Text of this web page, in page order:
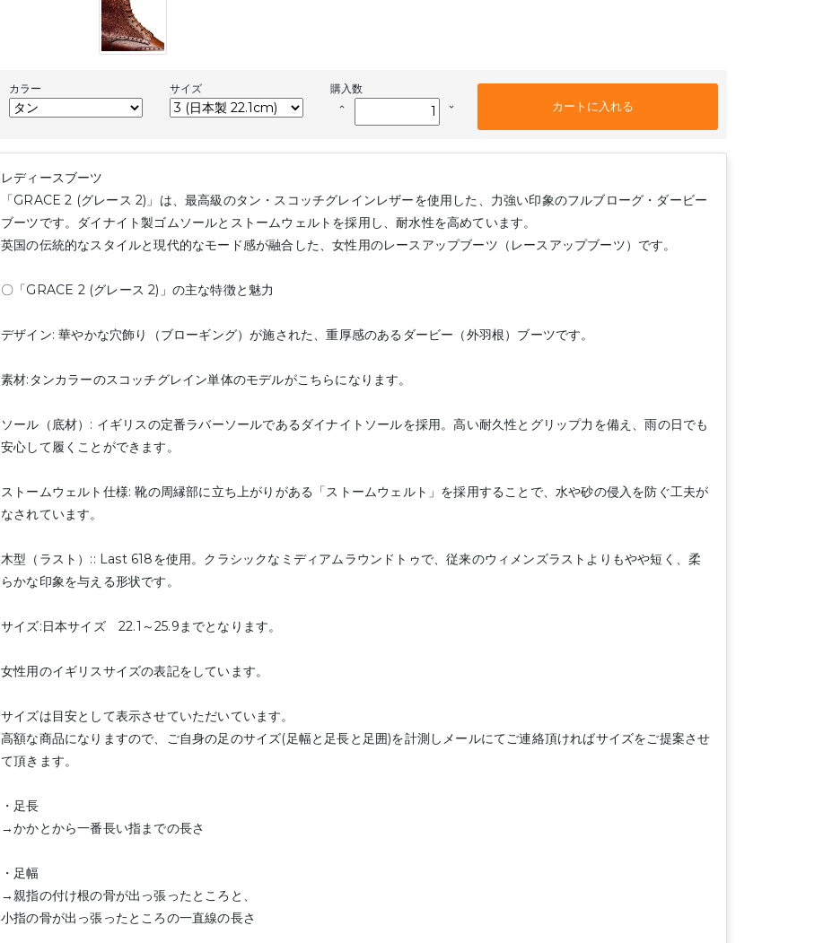
カラー サイズ 購入数
keyboard_arrow_up keyboard_arrow_down
レディースブーツ
「GRACE 2 (グレース 2)」は、最高級のタン・スコッチグレインレザーを使用した、力強い印象のフルブローグ・ダービー
ブーツです。ダイナイト製ゴムソールとストームウェルトを採用し、耐水性を高めています。
英国の伝統的なスタイルと現代的なモード感が融合した、女性用のレースアップブーツ（レースアップブーツ）です。
〇「GRACE 2 (グレース 2)」の主な特徴と魅力
デザイン: 華やかな穴飾り（ブローギング）が施された、重厚感のあるダービー（外羽根）ブーツです。
素材:タンカラーのスコッチグレイン単体のモデルがこちらになります。
ソール（底材）: イギリスの定番ラバーソールであるダイナイトソールを採用。高い耐久性とグリップ力を備え、雨の日でも
安心して履くことができます。
ストームウェルト仕様: 靴の周縁部に立ち上がりがある「ストームウェルト」を採用することで、水や砂の侵入を防ぐ工夫が
なされています。
木型（ラスト）:: Last 618を使用。クラシックなミディアムラウンドトゥで、従来のウィメンズラストよりもやや短く、柔
らかな印象を与える形状です。
サイズ:日本サイズ 22.1～25.9までとなります。
女性用のイギリスサイズの表記をしています。
サイズは目安として表示させていただいています。
高額な商品になりますので、ご自身の足のサイズ(足幅と足長と足囲)を計測しメールにてご連絡頂ければサイズをご提案させ
て頂きます。
・足長
→かかとから一番長い指までの長さ
・足幅
→親指の付け根の骨が出っ張ったところと、
小指の骨が出っ張ったところの一直線の長さ